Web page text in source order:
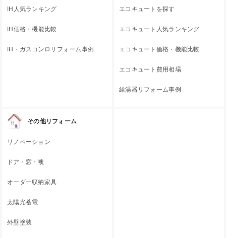
IH人気ランキング
IH価格・機能比較
IH・ガスコンロリフォーム事例
エコキュートを探す
エコキュート人気ランキング
エコキュート価格・機能比較
エコキュート費用相場
給湯器リフォーム事例
その他リフォーム
リノベーション
ドア・窓・襖
オーダー収納家具
太陽光蓄電
外壁塗装